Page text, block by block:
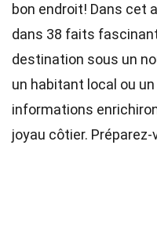
bon endroit! Dans cet
dans 38 faits
destination sous un
un habitant local ou
informations
joyau côtier.